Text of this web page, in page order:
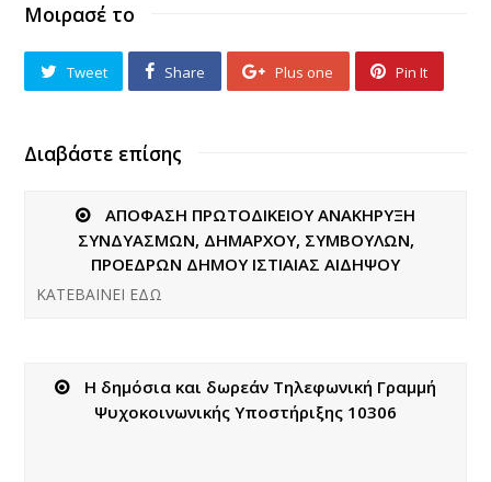
Μοιρασέ το
Tweet Share Plus one Pin It
Διαβάστε επίσης
ΑΠΟΦΑΣΗ ΠΡΩΤΟΔΙΚΕΙΟΥ ΑΝΑΚΗΡΥΞΗ
ΣΥΝΔΥΑΣΜΩΝ, ΔΗΜΑΡΧΟΥ, ΣΥΜΒΟΥΛΩΝ,
ΠΡΟΕΔΡΩΝ ΔΗΜΟΥ ΙΣΤΙΑΙΑΣ ΑΙΔΗΨΟΥ
ΚΑΤΕΒΑΙΝΕΙ ΕΔΩ
Η δημόσια και δωρεάν Τηλεφωνική Γραμμή
Ψυχοκοινωνικής Υποστήριξης 10306